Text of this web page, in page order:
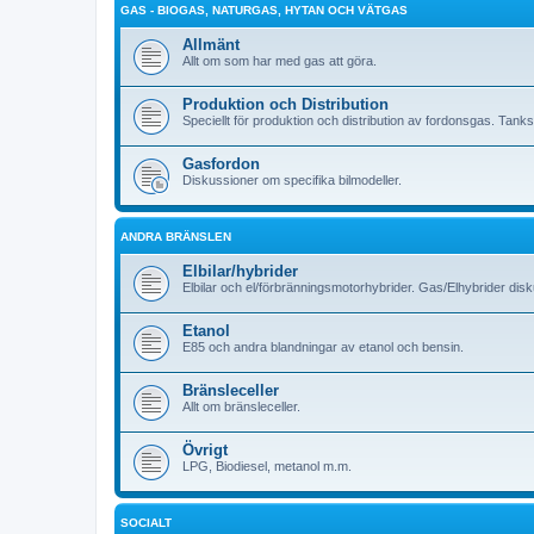
GAS - BIOGAS, NATURGAS, HYTAN OCH VÄTGAS
Allmänt
Allt om som har med gas att göra.
Produktion och Distribution
Speciellt för produktion och distribution av fordonsgas.
Gasfordon
Diskussioner om specifika bilmodeller.
ANDRA BRÄNSLEN
Elbilar/hybrider
Elbilar och el/förbränningsmotorhybrider. Gas/Elhybrider
Etanol
E85 och andra blandningar av etanol och bensin.
Bränsleceller
Allt om bränsleceller.
Övrigt
LPG, Biodiesel, metanol m.m.
SOCIALT